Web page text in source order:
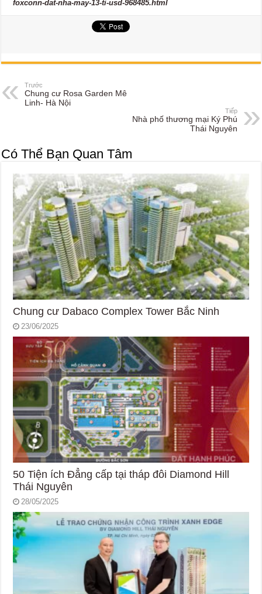
foxconn-dat-nha-may-13-ti-usd-968485.html
Trước
Chung cư Rosa Garden Mê
Linh- Hà Nội
Tiếp
Nhà phố thương mại Ký Phú
Thái Nguyên
Có Thể Bạn Quan Tâm
Chung cư Dabaco Complex Tower Bắc Ninh
23/06/2025
50 Tiện ích Đẳng cấp tại tháp đôi Diamond Hill
Thái Nguyên
28/05/2025